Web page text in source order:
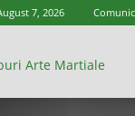
7, 2026